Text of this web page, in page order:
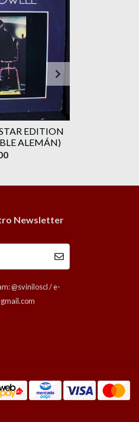
EDITION
ALEMÁN)
Newsletter
@sviniloscl / e-